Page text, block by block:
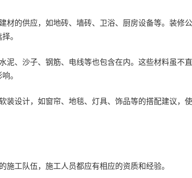
材的供应，如地砖、墙砖、卫浴、厨房设备等。装修
。
泥、沙子、钢筋、电线等也包含在内。这些材料虽不
。
装设计，如窗帘、地毯、灯具、饰品等的搭配建议，
施工队伍，施工人员都应有相应的资质和经验。